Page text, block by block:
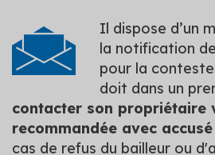
Il dispose d’un
la notification
pour la
doit dans un
contacter son propriétaire
recommandée avec
cas de refus du bailleur ou